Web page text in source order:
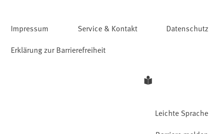
Impressum Service & Kontakt
Datenschutz
Erklärung zur Barrierefreiheit
Leichte Sprache